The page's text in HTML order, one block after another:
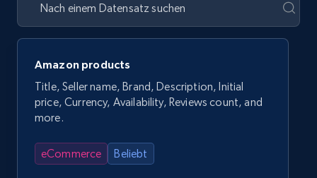
Amazon products
Title, Seller name, Brand, Description, Initial
price, Currency, Availability, Reviews count, and
more.
eCommerce Beliebt